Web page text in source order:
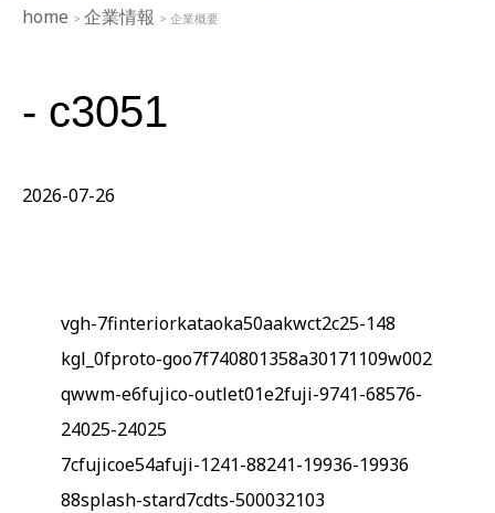
home > 企業情報 > 企業概要
- c3051
2026-07-26
vgh-7finteriorkataoka50aakwct2c25-148
kgl_0fproto-goo7f740801358a30171109w002
qwwm-e6fujico-outlet01e2fuji-9741-68576-
24025-24025
7cfujicoe54afuji-1241-88241-19936-19936
88splash-stard7cdts-500032103